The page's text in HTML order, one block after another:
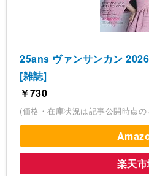
25ans ヴァンサンカン
[雑誌]
￥730
(価格・在庫状況は記事公開時点
楽天